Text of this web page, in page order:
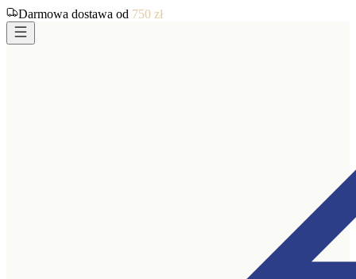
Darmowa dostawa od 750 zł